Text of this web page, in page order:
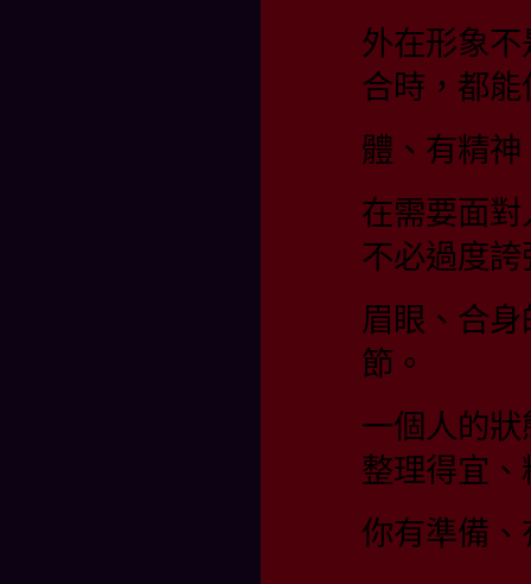
外在形象
合時，都
體、有精
在需要面
不必過度
眉眼、合
節。
一個人的
整理得宜
你有準備